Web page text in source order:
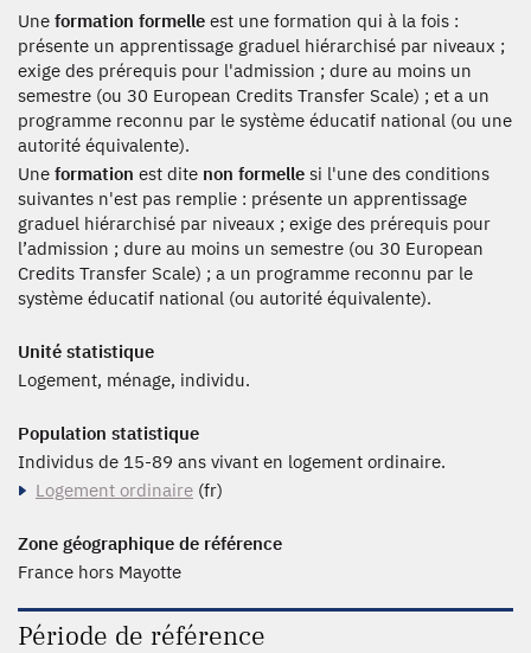
Une formation formelle est une formation qui à la fois :
présente un apprentissage graduel hiérarchisé par niveaux ;
exige des prérequis pour l'admission ; dure au moins un
semestre (ou 30 European Credits Transfer Scale) ; et a un
programme reconnu par le système éducatif national (ou une
autorité équivalente).
Une formation est dite non formelle si l'une des conditions
suivantes n'est pas remplie : présente un apprentissage
graduel hiérarchisé par niveaux ; exige des prérequis pour
l’admission ; dure au moins un semestre (ou 30 European
Credits Transfer Scale) ; a un programme reconnu par le
système éducatif national (ou autorité équivalente).
Unité statistique
Logement, ménage, individu.
Population statistique
Individus de 15-89 ans vivant en logement ordinaire.
Logement ordinaire (fr)
Zone géographique de référence
France hors Mayotte
Période de référence